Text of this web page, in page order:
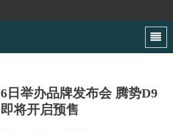
日举办品牌发布会 腾势D9
即将开启预售